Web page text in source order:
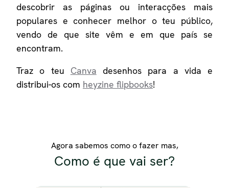
descobrir as páginas ou interacções mais
populares e conhecer melhor o teu público,
vendo de que site vêm e em que país se
encontram.
Traz o teu Canva desenhos para a vida e
distribui-os com heyzine flipbooks!
Agora sabemos como o fazer mas,
Como é que vai ser?